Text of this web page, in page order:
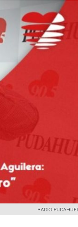
RADIO PUDAHUEL